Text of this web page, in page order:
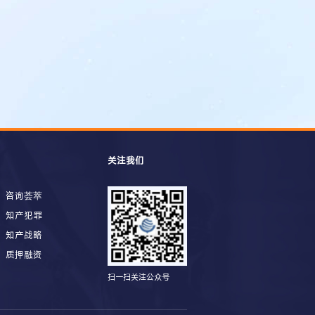
咨询荟萃
知产犯罪
知产战略
质押融资
关注我们
扫一扫关注公众号